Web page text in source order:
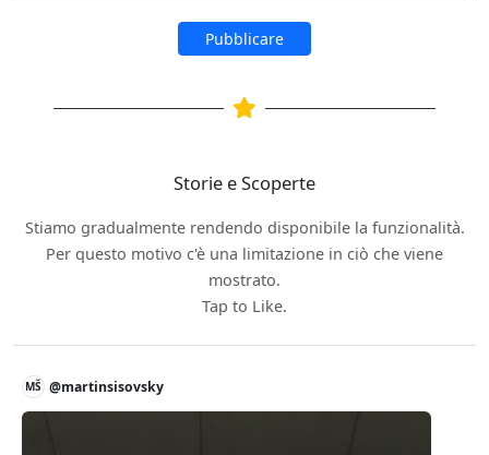
Pubblicare
Storie e Scoperte
Stiamo gradualmente rendendo disponibile la funzionalità.
Per questo motivo c'è una limitazione in ciò che viene
mostrato.
Tap to Like.
MŠ @martinsisovsky